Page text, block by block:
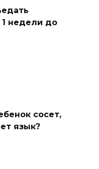
недели до
сосет,
язык?